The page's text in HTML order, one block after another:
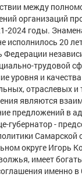
между
организаций
2024 годы.
исполнилось 20
Федерации
трудовой
уровня и
отраслевых
являются
предложений в
губернатор -
округе Игорь
имеет
именно